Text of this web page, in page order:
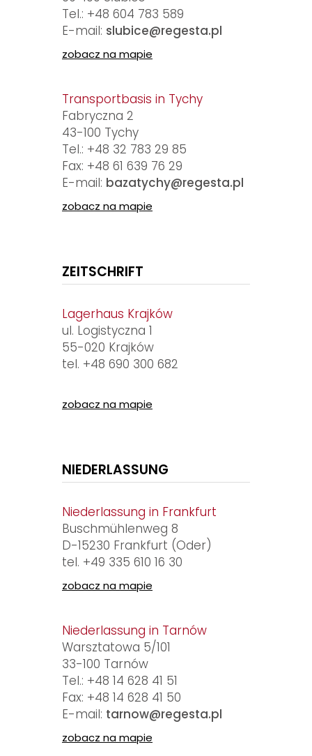
Tel.: +48 604 783 589
E-mail: slubice@regesta.pl
zobacz na mapie
Transportbasis in Tychy
Fabryczna 2
43-100 Tychy
Tel.: +48 32 783 29 85
Fax: +48 61 639 76 29
E-mail: bazatychy@regesta.pl
zobacz na mapie
ZEITSCHRIFT
Lagerhaus Krajków
ul. Logistyczna 1
55-020 Krajków
tel. +48 690 300 682
zobacz na mapie
NIEDERLASSUNG
Niederlassung in Frankfurt
Buschmühlenweg 8
D-15230 Frankfurt (Oder)
tel. +49 335 610 16 30
zobacz na mapie
Niederlassung in Tarnów
Warsztatowa 5/101
33-100 Tarnów
Tel.: +48 14 628 41 51
Fax: +48 14 628 41 50
E-mail: tarnow@regesta.pl
zobacz na mapie